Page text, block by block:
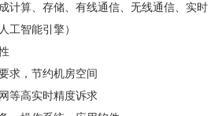
计算、存储、有线通信、无线通信、实时
工智能引擎）
求，节约机房空间
等高实时精度诉求